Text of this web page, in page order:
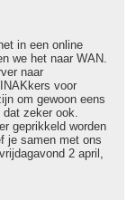
in een online
we het naar WAN.
naar
voor
om gewoon eens
dat zeker ook.
geprikkeld worden
je samen met ons
2 april,